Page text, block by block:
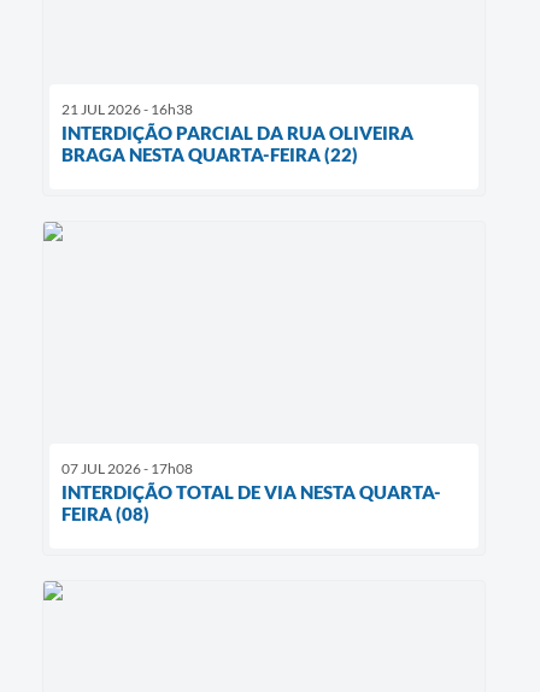
21 JUL 2026 - 16h38
INTERDIÇÃO PARCIAL DA RUA OLIVEIRA
BRAGA NESTA QUARTA-FEIRA (22)
07 JUL 2026 - 17h08
INTERDIÇÃO TOTAL DE VIA NESTA QUARTA-
FEIRA (08)